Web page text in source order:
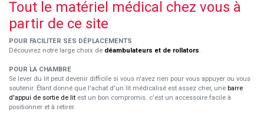
Tout le matériel médical chez vous à
partir de ce site
POUR FACILITER SES DÉPLACEMENTS
Découvrez notre large choix de déambulateurs et de rollators.
POUR LA CHAMBRE
Se lever du lit peut devenir difficile si vous n'avez rien pour vous appuyer ou vous
soutenir. Étant donné que l'achat d'un lit médicalisé est assez cher, une barre
d'appui de sortie de lit est un bon compromis. c'est un accessoire facile à
positionner et à retirer.